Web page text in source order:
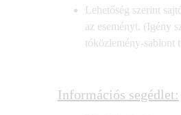
Lehe­tő­ség sze­rint
az ese­ményt. (Igény
tó­köz­le­mény-sab­lont
Információs segédlet: